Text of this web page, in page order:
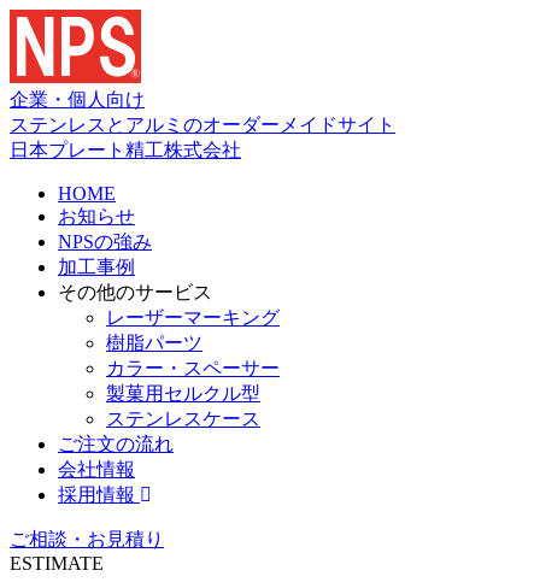
企業・個人向け
ステンレスとアルミのオーダーメイドサイト
日本プレート精工株式会社
HOME
お知らせ
NPSの強み
加工事例
その他のサービス
レーザーマーキング
樹脂パーツ
カラー・スペーサー
製菓用セルクル型
ステンレスケース
ご注文の流れ
会社情報
採用情報
ご相談・お見積り
ESTIMATE